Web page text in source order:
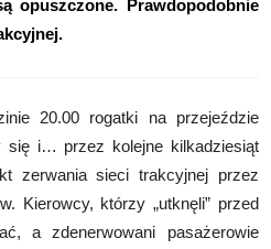
opuszczone. Prawdopodobnie
20.00 rogatki na przejeździe
się i… przez kolejne kilkadziesiąt
zerwania sieci trakcyjnej przez
Kierowcy, którzy „utknęli” przed
a zdenerwowani pasażerowie